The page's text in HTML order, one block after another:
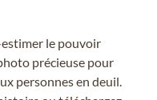
le pouvoir
précieuse pour
personnes en deuil.